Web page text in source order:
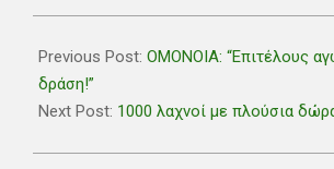
02-
27
Previous Post: ΟΜΟΝΟΙΑ: “Επιτέλους
δράση!”
Next Post: 1000 λαχνοί με πλούσια